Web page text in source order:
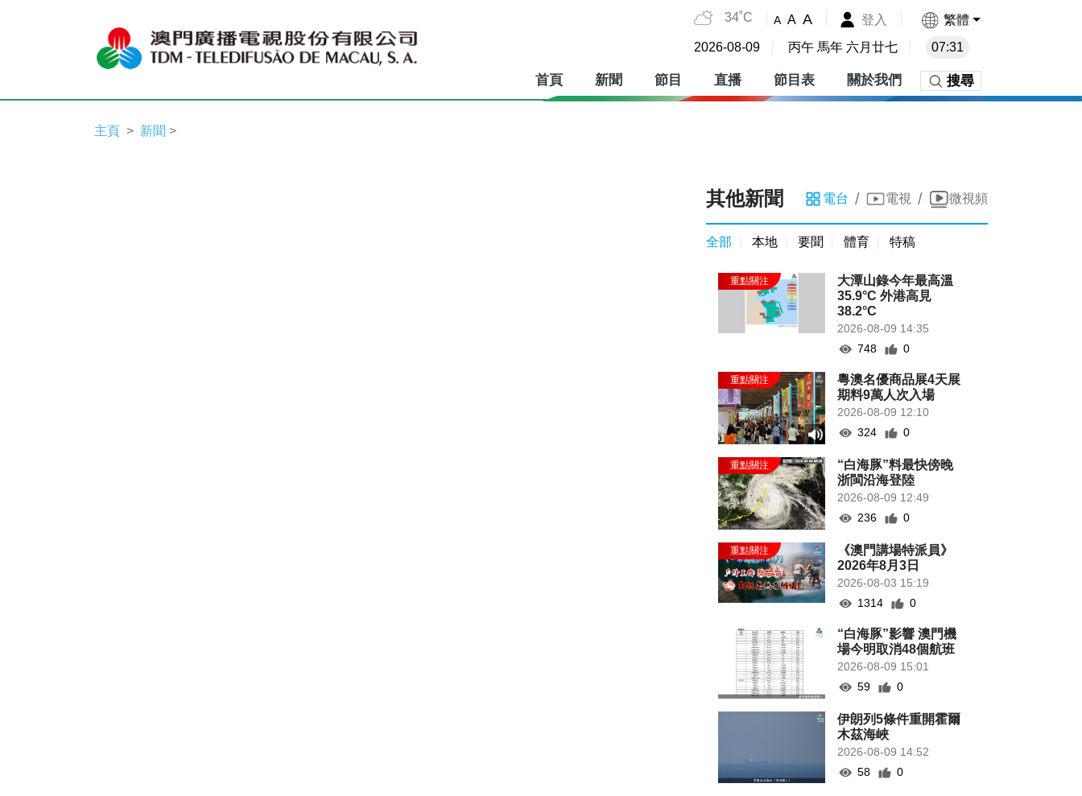
34˚C A A A 登入 繁體
2026-08-09 丙午 馬年 六月廿七 07:31
首頁 新聞 節目 直播 節目表 關於我們 搜尋
主頁 新聞 >
其他新聞 電台 / 電視 / 微視頻
全部 本地 要聞 體育 特稿
大潭山錄今年最高溫
35.9°C 外港高見
38.2°C
2026-08-09 14:35
748
0
粵澳名優商品展4天展
期料9萬人次入場
2026-08-09 12:10
324
0
“白海豚”料最快傍晚
浙閩沿海登陸
2026-08-09 12:49
236
0
《澳門講場特派員》
2026年8月3日
2026-08-03 15:19
1314
0
“白海豚”影響 澳門機
場今明取消48個航班
2026-08-09 15:01
59
0
伊朗列5條件重開霍爾
木茲海峽
2026-08-09 14:52
58
0